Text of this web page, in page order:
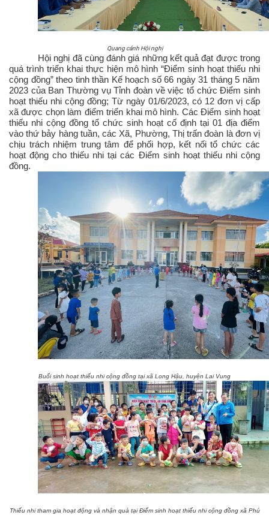
Quang cảnh Hội nghị
Hội nghị đã cùng đánh giá những kết quả đạt được trong
quá trình triển khai thực hiện mô hình “Điểm sinh hoạt thiếu nhi
cộng đồng” theo tinh thần Kế hoạch số 66 ngày 31 tháng 5 năm
2023 của Ban Thường vụ Tỉnh đoàn về việc tổ chức Điểm sinh
hoạt thiếu nhi cộng đồng; Từ ngày 01/6/2023, có 12 đơn vị cấp
xã được chọn làm điểm triển khai mô hình. Các Điểm sinh hoạt
thiếu nhi cộng đồng tổ chức sinh hoạt cố định tại 01 địa điểm
vào thứ bảy hàng tuần, các Xã, Phường, Thị trấn đoàn là đơn vị
chịu trách nhiệm trung tâm để phối hợp, kết nối tổ chức các
hoạt động cho thiếu nhi tại các Điểm sinh hoạt thiếu nhi cộng
đồng.
Buổi sinh hoạt thiếu nhi cộng đồng tại xã Long Hậu, huyện Lai Vung
Thiếu nhi tham gia hoạt động và nhận quà tại Điểm sinh hoạt thiếu nhi cộng đồng xã Phú